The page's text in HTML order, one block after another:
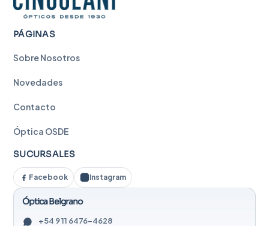
PÁGINAS
Sobre Nosotros
Novedades
Contacto
Óptica OSDE
SUCURSALES
Facebook Instagram
Óptica Belgrano
+54 9 11 6476-4628